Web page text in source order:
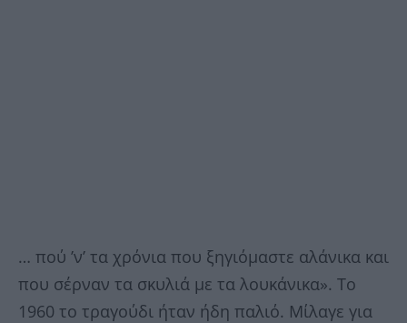
… πού ’ν’ τα χρόνια που ξηγιόμαστε αλάνικα και
που σέρναν τα σκυλιά με τα λουκάνικα». Το
1960 το τραγούδι ήταν ήδη παλιό. Μίλαγε για